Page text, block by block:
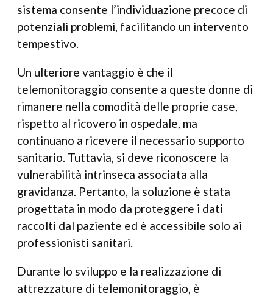
sistema consente l’individuazione precoce di
potenziali problemi, facilitando un intervento
tempestivo.
Un ulteriore vantaggio è che il
telemonitoraggio consente a queste donne di
rimanere nella comodità delle proprie case,
rispetto al ricovero in ospedale, ma
continuano a ricevere il necessario supporto
sanitario. Tuttavia, si deve riconoscere la
vulnerabilità intrinseca associata alla
gravidanza. Pertanto, la soluzione è stata
progettata in modo da proteggere i dati
raccolti dal paziente ed è accessibile solo ai
professionisti sanitari.
Durante lo sviluppo e la realizzazione di
attrezzature di telemonitoraggio, è